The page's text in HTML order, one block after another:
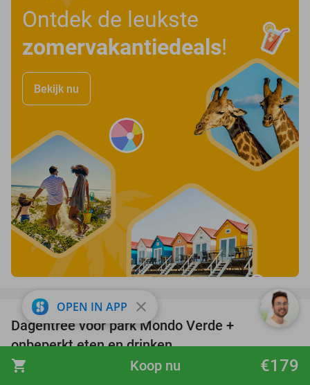
shopping_cart €179
Koop nu
Ontdek de leukste
zomervakantiedeals!
Bekijk nu
25%
favorite_border
Dagentree voor park Mondo Verde +
onbeperkt eten en drinken
Mondo Verde 8.3star
OPEN IN APP close